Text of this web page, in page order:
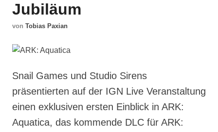
Jubiläum
von Tobias Paxian
Snail Games und Studio Sirens
präsentierten auf der IGN Live Veranstaltung
einen exklusiven ersten Einblick in ARK:
Aquatica, das kommende DLC für ARK: